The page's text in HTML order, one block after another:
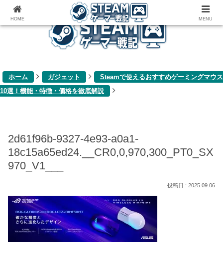
ゲーム関連雑記ブログ
ホーム ガジェット
Steamで使えるおすすめゲーミングマウス
10選！機能・特徴・価格を徹底解説
2d61f96b-9327-4e93-a0a1-
18c15a65ed24.__CR0,0,970,300_PT0_SX
970_V1___
2025.09.06
HOME MENU